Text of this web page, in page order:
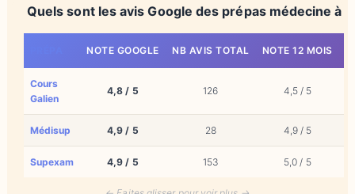
Quels sont les avis Google des prépas médecine à
NOTE GOOGLE NB AVIS TOTAL NOTE 12 MOIS
Cours
Galien
4,8 / 5 126 4,5 / 5
Médisup 4,9 / 5 28 4,9 / 5
Supexam 4,9 / 5 153 5,0 / 5